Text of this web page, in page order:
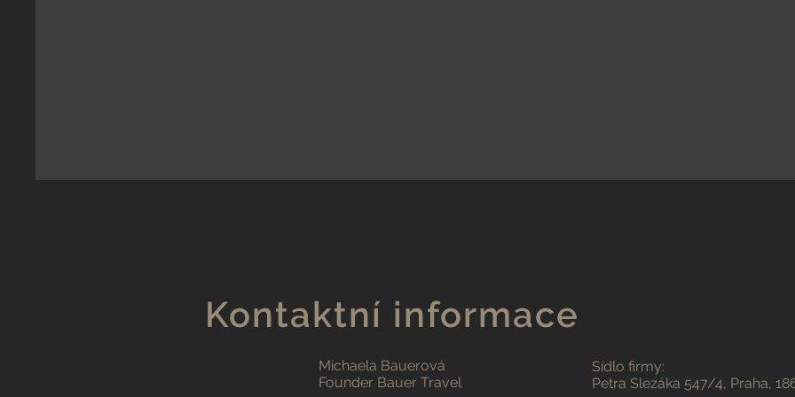
Kontaktní informace
Michaela Bauerová
Founder Bauer Travel
Sídlo firmy:
Petra Slezáka 547/4, Praha,